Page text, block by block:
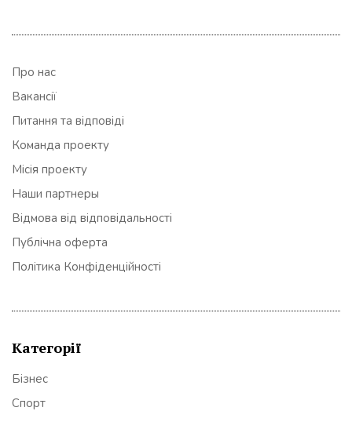
Про нас
Вакансії
Питання та відповіді
Команда проекту
Місія проекту
Наши партнеры
Відмова від відповідальності
Публічна оферта
Політика Конфіденційності
Категорії
Бізнес
Спорт